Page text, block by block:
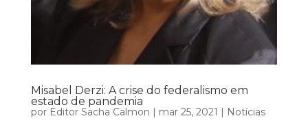
Misabel Derzi: A crise do federalismo em
estado de pandemia
por Editor Sacha Calmon | mar 25, 2021 | Notícias